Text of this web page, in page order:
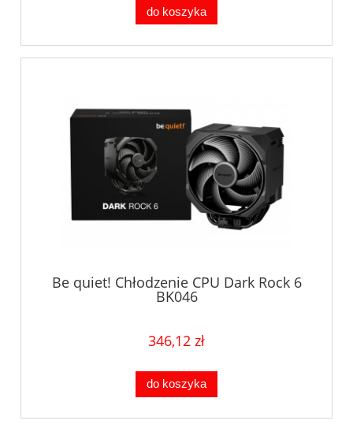
do koszyka
Be quiet! Chłodzenie CPU Dark Rock 6
BK046
346,12 zł
do koszyka